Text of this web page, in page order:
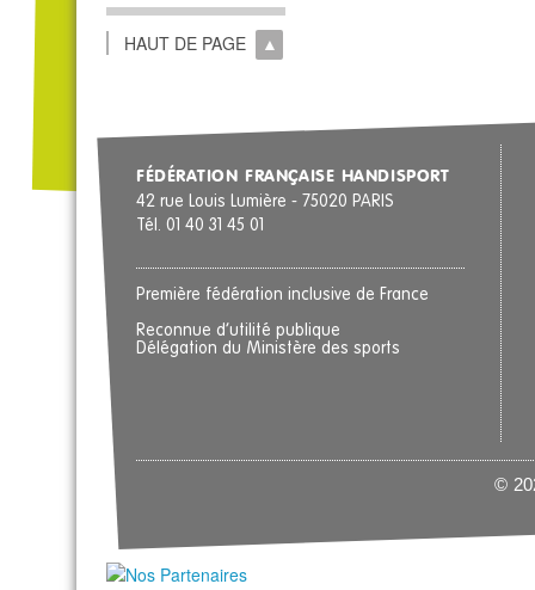
HAUT DE PAGE
FÉDÉRATION FRANÇAISE HANDISPORT
42 rue Louis Lumière - 75020 PARIS
Tél. 01 40 31 45 01
Première fédération inclusive de France
Reconnue d’utilité publique
Délégation du Ministère des sports
©